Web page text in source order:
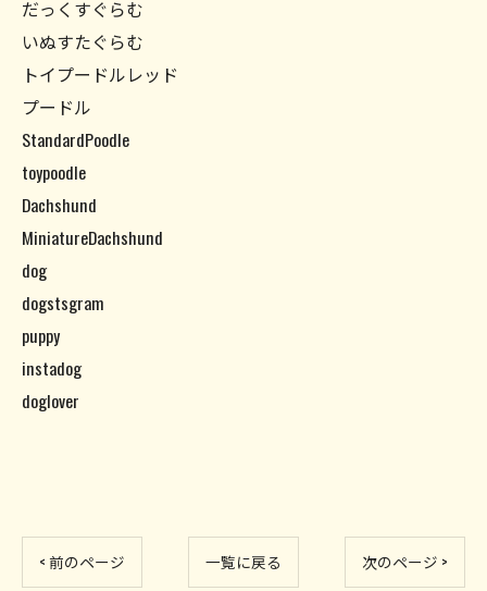
だっくすぐらむ
いぬすたぐらむ
トイプードルレッド
プードル
StandardPoodle
toypoodle
Dachshund
MiniatureDachshund
dog
dogstsgram
puppy
instadog
doglover
< 前のページ 一覧に戻る 次のページ >